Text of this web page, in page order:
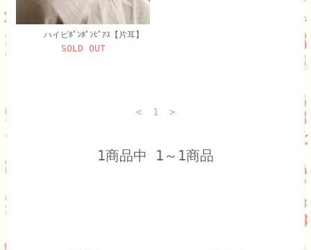
ハイビﾎﾟﾝﾎﾟﾝﾋﾟｱｽ【片耳】
SOLD OUT
< 1 >
1商品中 1～1商品